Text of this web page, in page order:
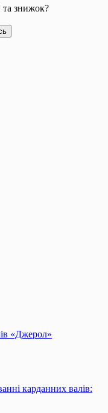
та знижок?
«Джерол»
карданних валів: